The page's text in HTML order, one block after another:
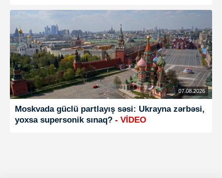
07.08.2026
Moskvada güclü partlayış səsi: Ukrayna zərbəsi,
yoxsa supersonik sınaq? - VİDEO